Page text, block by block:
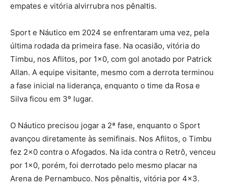
empates e vitória alvirrubra nos pênaltis.
Sport e Náutico em 2024 se enfrentaram uma vez, pela
última rodada da primeira fase. Na ocasião, vitória do
Timbu, nos Aflitos, por 1×0, com gol anotado por Patrick
Allan. A equipe visitante, mesmo com a derrota terminou
a fase inicial na liderança, enquanto o time da Rosa e
Silva ficou em 3º lugar.
O Náutico precisou jogar a 2ª fase, enquanto o Sport
avançou diretamente às semifinais. Nos Aflitos, o Timbu
fez 2×0 contra o Afogados. Na ida contra o Retrô, venceu
por 1×0, porém, foi derrotado pelo mesmo placar na
Arena de Pernambuco. Nos pênaltis, vitória por 4×3.